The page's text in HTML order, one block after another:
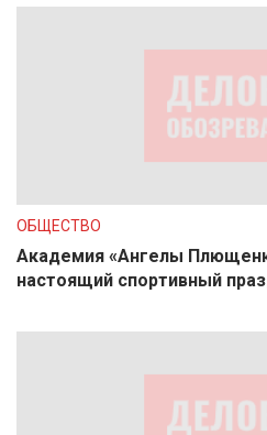
ОБЩЕСТВО
Академия «Ангелы
настоящий спортивный